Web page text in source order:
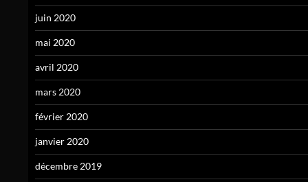
juin 2020
mai 2020
avril 2020
mars 2020
février 2020
janvier 2020
décembre 2019